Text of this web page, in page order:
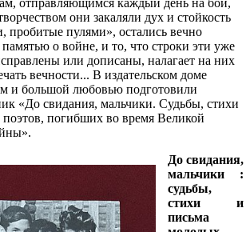
они закаляли дух и стойкость
пробитые пулями», остались вечно
о войне, и то, что строки эти уже
или дописаны, налагает на них
вечности... В издательском доме
и большой любовью подготовили
«До свидания, мальчики. Судьбы, стихи
погибших во время Великой
До свидания,
мальчики :
судьбы,
стихи и
письма